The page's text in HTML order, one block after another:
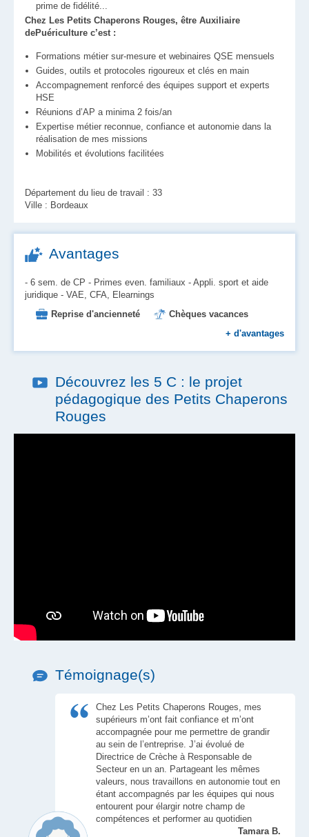
prime de fidélité...
Chez Les Petits Chaperons Rouges, être Auxiliaire
dePuériculture c’est :
Formations métier sur-mesure et webinaires QSE mensuels
Guides, outils et protocoles rigoureux et clés en main
Accompagnement renforcé des équipes support et experts
HSE
Réunions d’AP a minima 2 fois/an
Expertise métier reconnue, confiance et autonomie dans la
réalisation de mes missions
Mobilités et évolutions facilitées
Département du lieu de travail : 33
Ville : Bordeaux
Avantages
- 6 sem. de CP - Primes even. familiaux - Appli. sport et aide
juridique - VAE, CFA, Elearnings
Reprise d'ancienneté
Chèques vacances
Aide au logement et à l'installation
Tickets restaurant
+ d'avantages
Découvrez les 5 C : le projet
pédagogique des Petits Chaperons
Rouges
Témoignage(s)
Chez Les Petits Chaperons Rouges, mes
supérieurs m’ont fait confiance et m’ont
accompagnée pour me permettre de grandir
au sein de l’entreprise. J’ai évolué de
Directrice de Crèche à Responsable de
Secteur en un an. Partageant les mêmes
valeurs, nous travaillons en autonomie tout en
étant accompagnés par les équipes qui nous
entourent pour élargir notre champ de
compétences et performer au quotidien
Tamara B.